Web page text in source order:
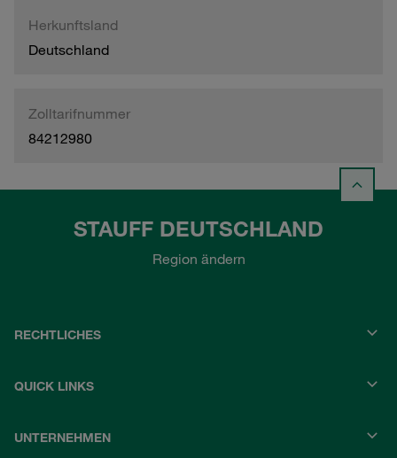
Herkunftsland
Deutschland
Zolltarifnummer
84212980
STAUFF DEUTSCHLAND
Region ändern
RECHTLICHES
QUICK LINKS
UNTERNEHMEN